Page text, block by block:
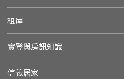
租屋
實登與房訊知識
信義居家